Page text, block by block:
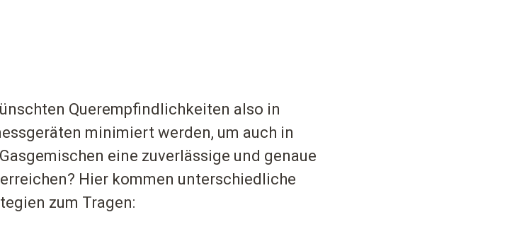
Querempfindlichkeiten also in
minimiert werden, um auch in
eine zuverlässige und genaue
Hier kommen unterschiedliche
zum Tragen: